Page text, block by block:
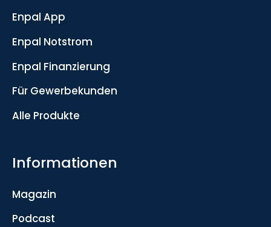
Enpal App
Enpal Notstrom
Enpal Finanzierung
Für Gewerbekunden
Alle Produkte
Informationen
Magazin
Podcast